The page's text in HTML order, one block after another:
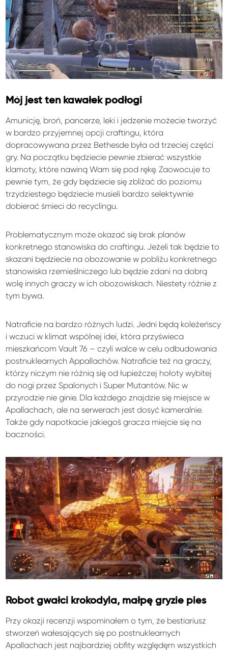
Mój jest ten kawałek podłogi
Amunicję, broń, pancerze, leki i jedzenie możecie tworzyć
w bardzo przyjemnej opcji craftingu, która
dopracowywana przez Bethesde była od trzeciej części
gry. Na początku będziecie pewnie zbierać wszystkie
klamoty, które nawiną Wam się pod rękę. Zaowocuje to
pewnie tym, że gdy będziecie się zbliżać do poziomu
trzydziestego będziecie musieli bardzo selektywnie
dobierać śmieci do recyclingu.
Problematycznym może okazać się brak planów
konkretnego stanowiska do craftingu. Jeżeli tak będzie to
skazani będziecie na obozowanie w pobliżu konkretnego
stanowiska rzemieślniczego lub będzie zdani na dobrą
wolę innych graczy w ich obozowiskach. Niestety różnie z
tym bywa.
Natraficie na bardzo różnych ludzi. Jedni będą koleżeńscy
i wczuci w klimat wspólnej idei, która przyświeca
mieszkańcom Vault 76 – czyli walce w celu odbudowania
postnuklearnych Appallachów. Natraficie też na graczy,
którzy niczym nie różnią się od łupieżczej hołoty wybitej
do nogi przez Spalonych i Super Mutantów. Nic w
przyrodzie nie ginie. Dla każdego znajdzie się miejsce w
Apallachach, ale na serwerach jest dosyć kameralnie.
Także gdy napotkacie jakiegoś gracza miejcie się na
baczności.
Robot gwałci krokodyla, małpę gryzie pies
Przy okazji recenzji wspominałem o tym, że bestiariusz
stworzeń wałesających się po postnuklearnych
Apallachach jest najbardziej obfity względęm wszystkich